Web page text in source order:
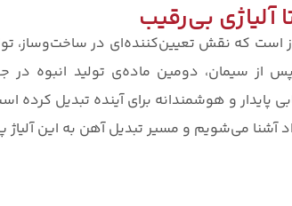
آلیاژی بی‌رقیب
است که نقش تعیین‌کننده‌ای در
از سیمان، دومین ماده‌ی تولید انبوه در
پایدار و هوشمندانه برای آینده تبدیل کرده
می‌شویم و مسیر تبدیل آهن به این آلیاژ